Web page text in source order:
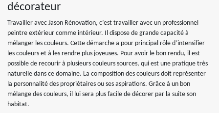
décorateur
Travailler avec Jason Rénovation, c’est travailler avec un professionnel
peintre extérieur comme intérieur. Il dispose de grande capacité à
mélanger les couleurs. Cette démarche a pour principal rôle d’intensifier
les couleurs et à les rendre plus joyeuses. Pour avoir le bon rendu, il est
possible de recourir à plusieurs couleurs sources, qui est une pratique très
naturelle dans ce domaine. La composition des couleurs doit représenter
la personnalité des propriétaires ou ses aspirations. Grâce à un bon
mélange des couleurs, il lui sera plus facile de décorer par la suite son
habitat.